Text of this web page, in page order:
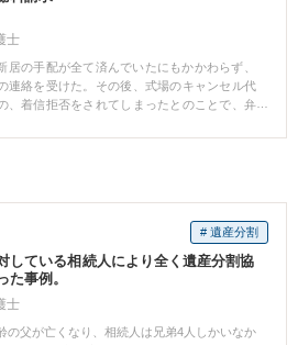
士
居の手配が全て済んでいたにもかかわらず、
連絡を受けた。その後、式場のキャンセル代
、着信拒否をされてしまったとのことで、弁
明を送付した。相手方も弁護士をつけて、婚
を相手方が支払うことで合意した。 【弁護
新しい生活を始めていく内に、元婚約者との
になったとのことで、相手方から解決金を受
決までの間に相談者の考えが変わっていくこ
話を伺い、常に相談者の気持ちに沿った解決
おります。
# 遺産分割
している相続人により全く遺産分割協
た事例。
士
の父が亡くなり、相続人は兄弟4人しかいなか